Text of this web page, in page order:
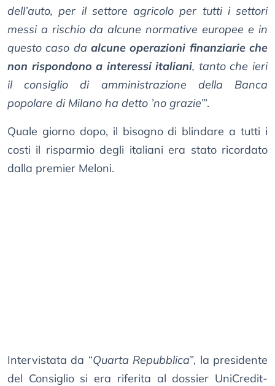
dell’auto, per il settore agricolo per tutti i settori
messi a rischio da alcune normative europee e in
questo caso da alcune operazioni finanziarie che
non rispondono a interessi italiani, tanto che ieri
il consiglio di amministrazione della Banca
popolare di Milano ha detto ’no grazie’”.
Quale giorno dopo, il bisogno di blindare a tutti i
costi il risparmio degli italiani era stato ricordato
dalla premier Meloni.
Intervistata da “Quarta Repubblica”, la presidente
del Consiglio si era riferita al dossier UniCredit-